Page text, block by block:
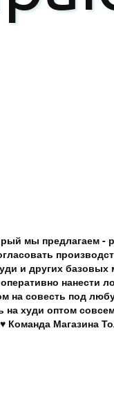
мы предлагаем -
и других базовых
нанести
на совесть под
худи оптом
Магазина